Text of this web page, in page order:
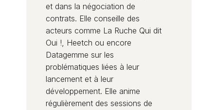
et dans la négociation de
contrats. Elle conseille des
acteurs comme La Ruche Qui dit
Oui !, Heetch ou encore
Datagemme sur les
problématiques liées à leur
lancement et à leur
développement. Elle anime
régulièrement des sessions de